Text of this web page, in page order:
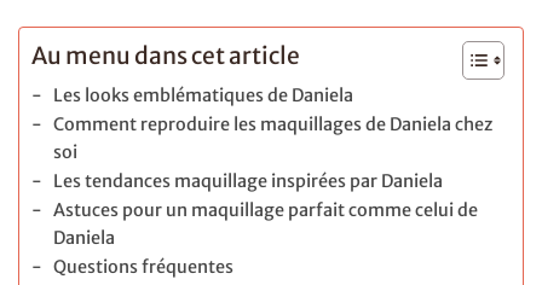
Au menu dans cet article
Les looks emblématiques de Daniela
Comment reproduire les maquillages de Daniela chez
soi
Les tendances maquillage inspirées par Daniela
Astuces pour un maquillage parfait comme celui de
Daniela
Questions fréquentes